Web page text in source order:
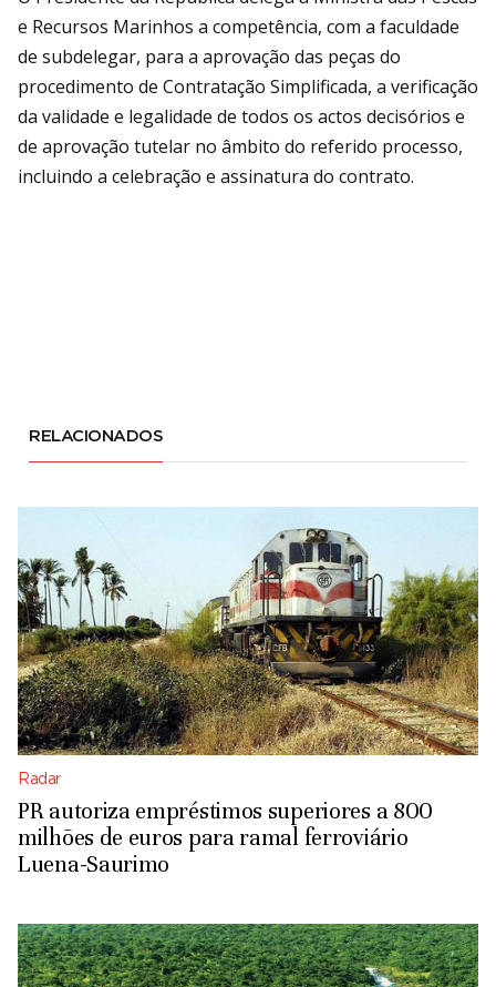
e Recursos Marinhos a competência, com a faculdade
de subdelegar, para a aprovação das peças do
procedimento de Contratação Simplificada, a verificação
da validade e legalidade de todos os actos decisórios e
de aprovação tutelar no âmbito do referido processo,
incluindo a celebração e assinatura do contrato.
RELACIONADOS
Radar
PR autoriza empréstimos superiores a 800
milhões de euros para ramal ferroviário
Luena-Saurimo